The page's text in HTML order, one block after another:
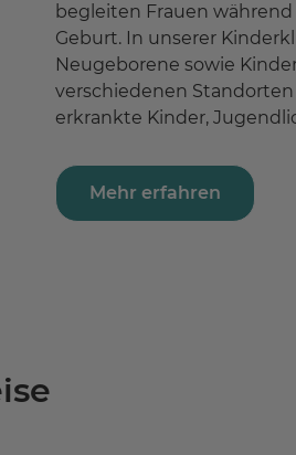
begleiten Frauen
Geburt. In unserer
Neugeborene sowie
verschiedenen
erkrankte Kinder,
Mehr erfahren